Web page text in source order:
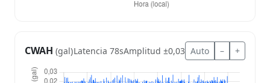
CWAH (gal)Latencia 78sAmplitud ±0,03 Auto – +